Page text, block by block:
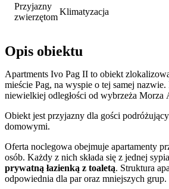
Przyjazny
zwierzętom
Klimatyzacja
Opis obiektu
Apartments Ivo Pag II to obiekt
mieście Pag, na wyspie o tej samej nazwie.
niewielkiej odległości od wybrzeża Morza
Obiekt jest przyjazny dla gości
domowymi.
Oferta noclegowa obejmuje apartamenty
osób. Każdy z nich składa się z jednej
prywatną łazienką z toaletą. Struktura
odpowiednia dla par oraz mniejszych grup.